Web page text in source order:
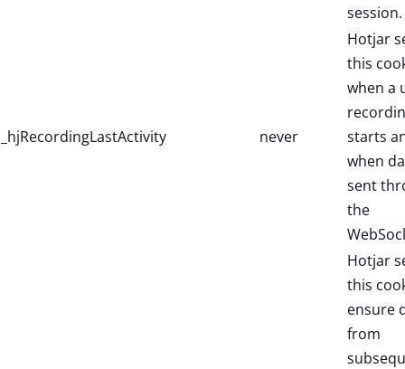
session.
_hjRecordingLastActivity never
Hotjar
this
when a
starts
when
sent
the
Hotjar
this
ensure
from